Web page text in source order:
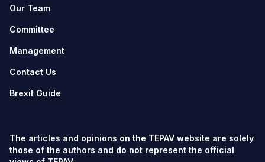
Our Team
Committee
Management
Contact Us
Brexit Guide
The articles and opinions on the TEPAV website are solely
those of the authors and do not represent the official